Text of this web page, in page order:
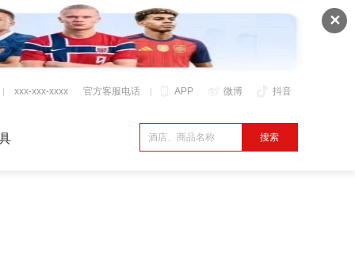
✕
APP 微博 抖音
xxx-xxx-xxxx 官方客服电话